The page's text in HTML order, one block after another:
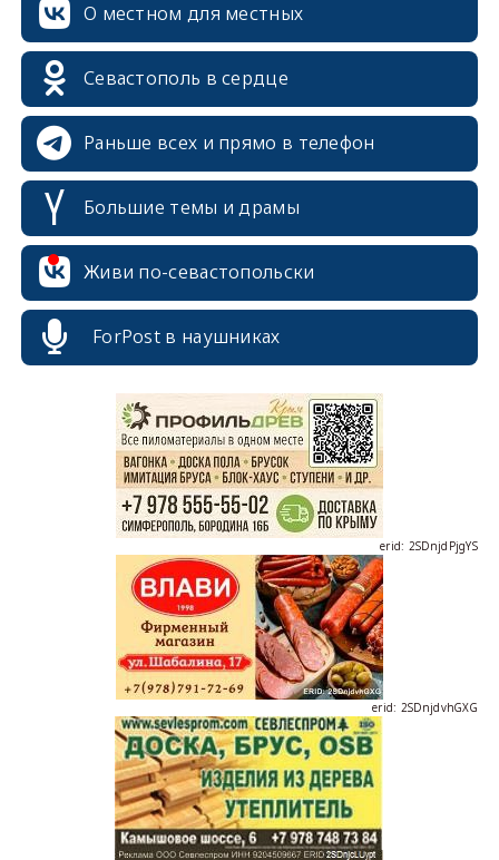
О местном для местных
Севастополь в сердце
Раньше всех и прямо в телефон
Большие темы и драмы
Живи по-севастопольски
ForPost в наушниках
erid: 2SDnjdvhGXG